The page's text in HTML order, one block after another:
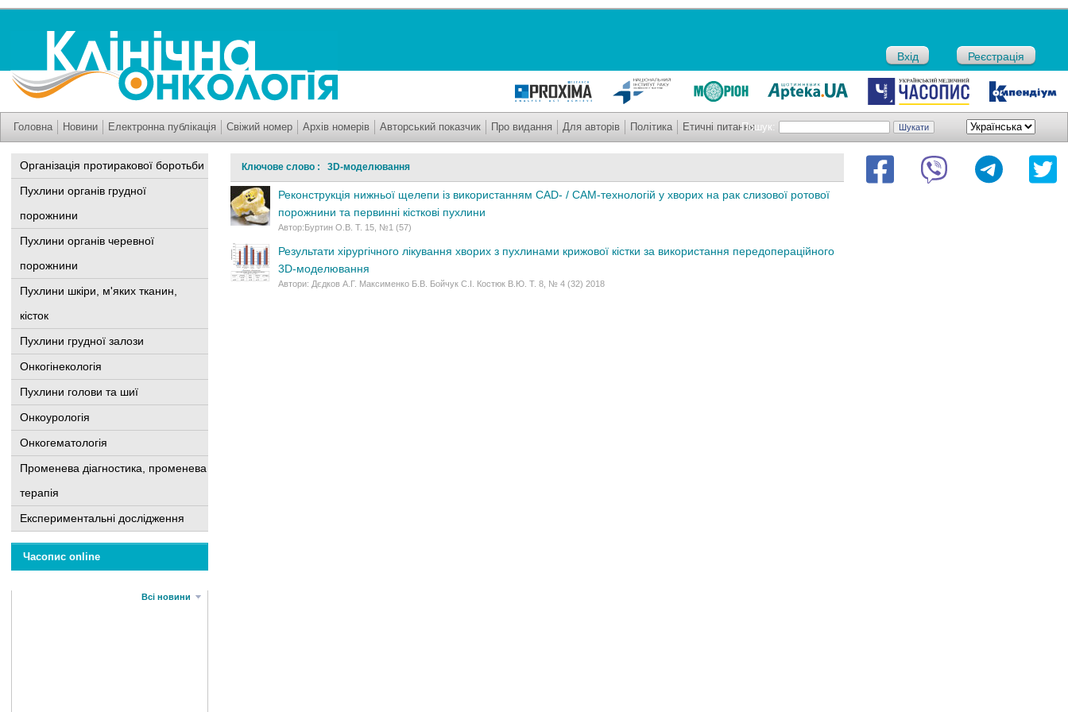
Вхід Реєстрація
Пошук:
Головна Новини Електронна публікація Свіжий номер Архів номерів Авторський показчик Про видання Для авторів Політика Етичні питання
Організація протиракової боротьби
Пухлини органів грудної
порожнини
Пухлини органів черевної
порожнини
Пухлини шкіри, м'яких тканин,
кісток
Пухлини грудної залози
Онкогінекологія
Пухлини голови та шиї
Онкоурологія
Онкогематологія
Променева діагностика, променева
терапія
Експериментальні дослідження
Часопис online
Всі новини
Ключове слово : 3D-моделювання
Реконструкція нижньої щелепи із використанням CAD- / CAM-технологій у хворих на рак слизової ротової
порожнини та первинні кісткові пухлини
Автор:Буртин О.В. Т. 15, №1 (57)
Результати хірургічного лікування хворих з пухлинами крижової кістки за використання передопераційного
3D-моделювання
Автори: Дєдков А.Г. Максименко Б.В. Бойчук С.І. Костюк В.Ю. Т. 8, № 4 (32) 2018